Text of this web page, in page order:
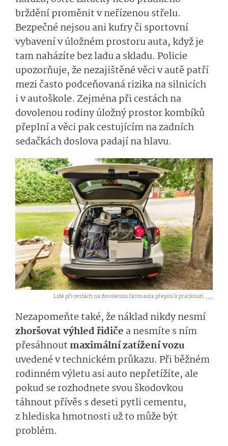
brždění proměnit v neřízenou střelu.
Bezpečné nejsou ani kufry či sportovní
vybavení v úložném prostoru auta, když je
tam naházíte bez ladu a skladu. Policie
upozorňuje, že nezajištěné věci v autě patří
mezi často podceňovaná rizika na silnicích
i v autoškole­. Zejména při cestách na
dovolenou rodiny úložný prostor kombíků
přeplní a věci pak cestujícím na zadních
sedačkách doslova padají na hlavu.
Lidé při cestách na dovolenou často auta přeplní k prasknutí. ,...
Nezapomeňte také, že náklad nikdy nesmí
zhoršovat výhled řidiče a nesmíte s ním
přesáhnout maximální zatížení vozu
uvedené v technickém průkazu. Při běžném
rodinném výletu asi auto nepřetížíte, ale
pokud se rozhodnete svou škodovkou
táhnout přívěs s deseti pytli cementu,
z hlediska hmotnosti už to může být
problém.